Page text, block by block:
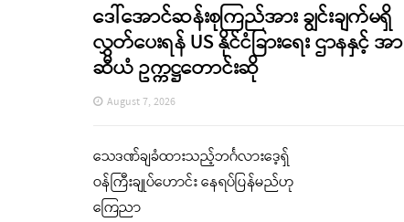
ဒေါ်အောင်ဆန်းစုကြည်အား ချွင်းချက်မရှိ
လွှတ်ပေးရန် US နိုင်ငံခြားရေး ဌာနနှင့် အာ
ဆီယံ ဥက္ကဋ္ဌတောင်းဆို
August 7, 2026
သေဒဏ်ချခံထားသည့်ဘင်္ဂလားဒေ့ရှ်
ဝန်ကြီးချုပ်ဟောင်း နေရပ်ပြန်မည်ဟု
ကြေညာ